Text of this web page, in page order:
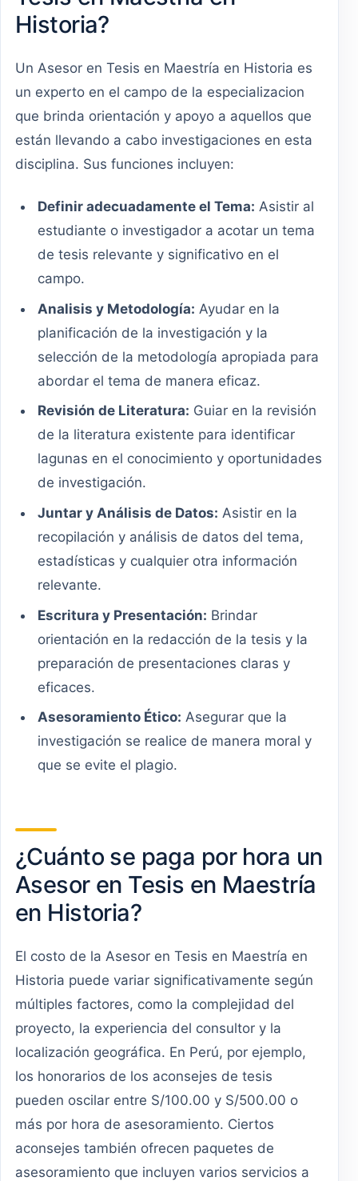
Historia?
Un Asesor en Tesis en Maestría en Historia es
un experto en el campo de la especializacion
que brinda orientación y apoyo a aquellos que
están llevando a cabo investigaciones en esta
disciplina. Sus funciones incluyen:
Definir adecuadamente el Tema: Asistir al
estudiante o investigador a acotar un tema
de tesis relevante y significativo en el
campo.
Analisis y Metodología: Ayudar en la
planificación de la investigación y la
selección de la metodología apropiada para
abordar el tema de manera eficaz.
Revisión de Literatura: Guiar en la revisión
de la literatura existente para identificar
lagunas en el conocimiento y oportunidades
de investigación.
Juntar y Análisis de Datos: Asistir en la
recopilación y análisis de datos del tema,
estadísticas y cualquier otra información
relevante.
Escritura y Presentación: Brindar
orientación en la redacción de la tesis y la
preparación de presentaciones claras y
eficaces.
Asesoramiento Ético: Asegurar que la
investigación se realice de manera moral y
que se evite el plagio.
¿Cuánto se paga por hora un
Asesor en Tesis en Maestría
en Historia?
El costo de la Asesor en Tesis en Maestría en
Historia puede variar significativamente según
múltiples factores, como la complejidad del
proyecto, la experiencia del consultor y la
localización geográfica. En Perú, por ejemplo,
los honorarios de los aconsejes de tesis
pueden oscilar entre S/100.00 y S/500.00 o
más por hora de asesoramiento. Ciertos
aconsejes también ofrecen paquetes de
asesoramiento que incluyen varios servicios a